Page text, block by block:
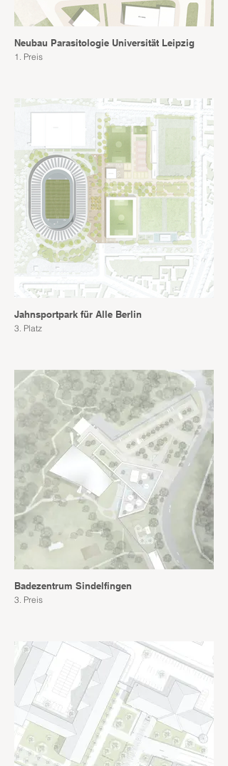
Neubau Parasitologie Universität Leipzig
1. Preis
Jahnsportpark für Alle Berlin
3. Platz
Badezentrum Sindelfingen
3. Preis